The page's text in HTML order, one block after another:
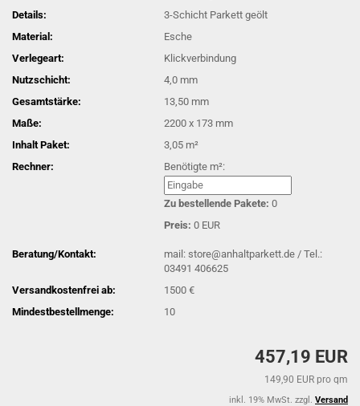
Details:
3-Schicht Parkett geölt
Material:
Esche
Verlegeart:
Klickverbindung
Nutzschicht:
4,0 mm
Gesamtstärke:
13,50 mm
Maße:
2200 x 173 mm
Inhalt Paket:
3,05 m²
Rechner:
Benötigte m²:
Zu bestellende Pakete: 0
Preis: 0 EUR
Beratung/Kontakt:
mail: store@anhaltparkett.de / Tel.:
03491 406625
Versandkostenfrei ab:
1500 €
Mindestbestellmenge:
10
457,19 EUR
149,90 EUR pro qm
inkl. 19% MwSt. zzgl. Versand